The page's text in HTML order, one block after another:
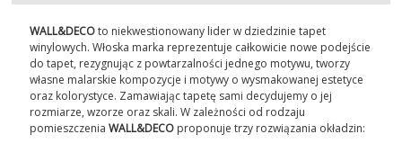
WALL&DECOto niekwestionowany lider w dziedzinie tapet
winylowych. Włoska marka reprezentuje całkowicie nowe podejście
do tapet, rezygnując z powtarzalności jednego motywu, tworzy
własne malarskie kompozycje i motywy o wysmakowanej estetyce
oraz kolorystyce. Zamawiając tapetę sami decydujemy o jej
rozmiarze, wzorze oraz skali. W zależności od rodzaju
pomieszczeniaWALL&DECO proponuje trzy rozwiązania okładzin: